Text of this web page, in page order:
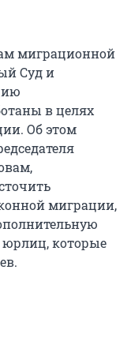
миграционной
Суд и
в целях
Об этом
миграции,
юрлиц, которые